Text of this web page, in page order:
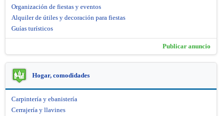
Organización de fiestas y eventos
Alquiler de útiles y decoración para fiestas
Guías turísticos
Publicar anuncio
Hogar, comodidades
Carpintería y ebanistería
Cerrajería y llavines